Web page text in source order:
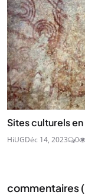
Sites culturels
HiUGDéc 14, 2023 0
commentaires (